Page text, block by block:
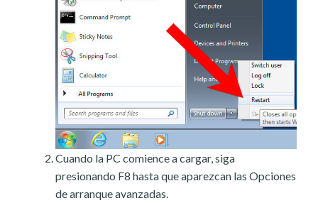
Cuando la PC comience a cargar, siga
presionando F8 hasta que aparezcan las Opciones
de arranque avanzadas.